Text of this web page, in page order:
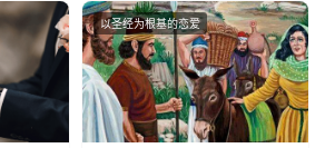
以圣经为根基的恋爱